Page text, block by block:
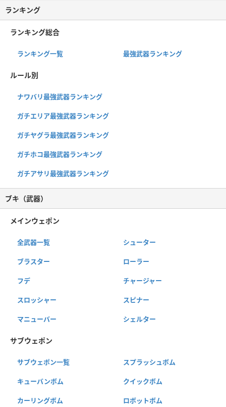
ランキング
ランキング総合
ランキング一覧 最強武器ランキング
ルール別
ナワバリ最強武器ランキング
ガチエリア最強武器ランキング
ガチヤグラ最強武器ランキング
ガチホコ最強武器ランキング
ガチアサリ最強武器ランキング
ブキ（武器）
メインウェポン
全武器一覧 シューター
ブラスター ローラー
フデ チャージャー
スロッシャー スピナー
マニューバー シェルター
サブウェポン
サブウェポン一覧 スプラッシュボム
キューバンボム クイックボム
カーリングボム ロボットボム